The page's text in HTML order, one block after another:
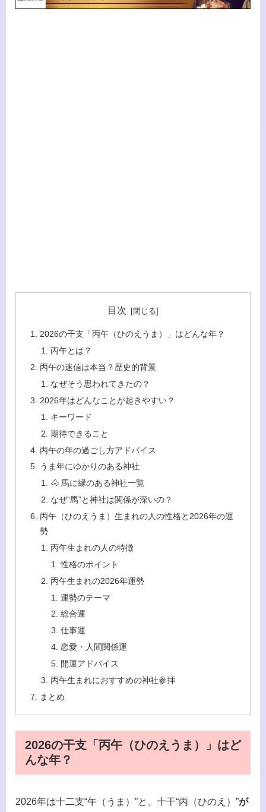
目次
2026の干支「丙午（ひのえうま）」はどんな年？
丙午とは？
丙午の迷信は本当？歴史的背景
なぜそう思われてきたの？
2026年はどんなことが起きやすい？
キーワード
期待できること
丙午の年の過ごし方アドバイス
うま年にゆかりのある神社
🐴 馬に縁のある神社一覧
なぜ“馬”と神社は関係が深いの？
丙午（ひのえうま）生まれの人の性格と2026年の運
勢
丙午生まれの人の特徴
性格のポイント
丙午生まれの2026年運勢
運勢のテーマ
総合運
仕事運
恋愛・人間関係運
開運アドバイス
丙午生まれにおすすめの神社参拝
まとめ
2026の干支「丙午（ひのえうま）」はど
んな年？
2026年は十二支“午（うま）”と、十干“丙（ひのえ）”が